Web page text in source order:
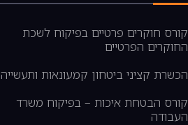
קורס חוקרים פרטיים בפיקוח לשכת
החוקרים הפרטיים
הכשרת קציני ביטחון קמעונאות ותעשייה
קורס הבטחת איכות – בפיקוח משרד
העבודה